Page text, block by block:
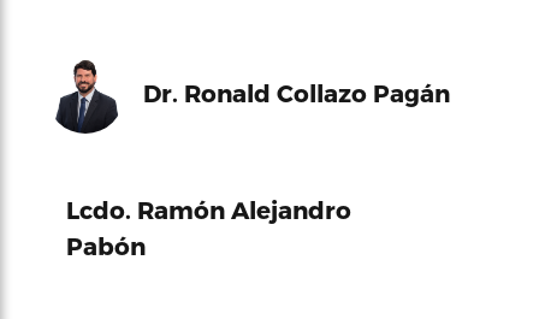
Dr. Ronald Collazo Pagán
Lcdo. Ramón Alejandro
Pabón